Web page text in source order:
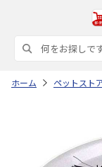
ホーム ペットスト